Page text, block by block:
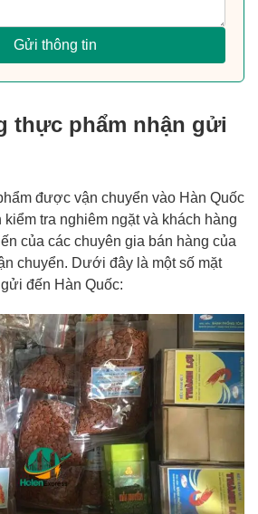
Gửi thông tin
thực phẩm nhận gửi
được vận chuyển vào Hàn Quốc
tra nghiêm ngặt và khách hàng
​​của các chuyên gia bán hàng của
chuyển. Dưới đây là một số mặt
đến Hàn Quốc: